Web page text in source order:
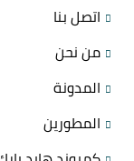
اتصل بنا
من نحن
المدونة
المطورين